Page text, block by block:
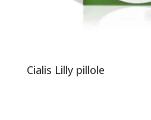
Cialis Lilly pillole